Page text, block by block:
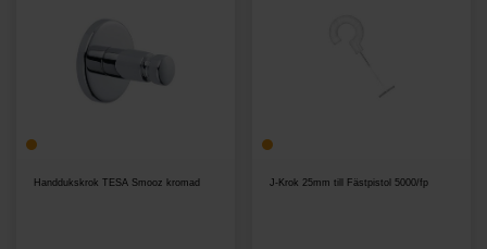
Handdukskrok TESA Smooz kromad J-Krok 25mm till Fästpistol 5000/fp